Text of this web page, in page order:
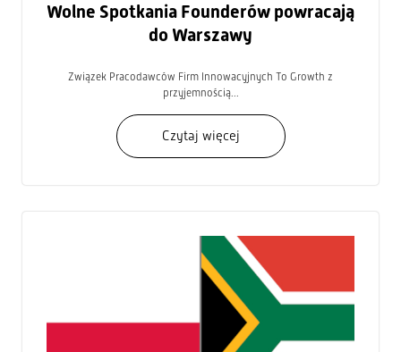
Wolne Spotkania Founderów powracają
do Warszawy
Związek Pracodawców Firm Innowacyjnych To Growth z
przyjemnością...
Czytaj więcej